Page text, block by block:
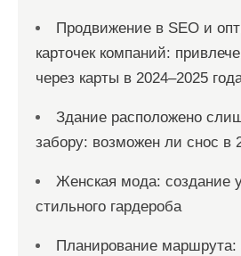
Продвижение в SEO и
карточек компаний:
через карты в 2024–2025
Здание расположено
забору: возможен ли снос в
Женская мода: создание
стильного гардероба
Планирование маршрута: